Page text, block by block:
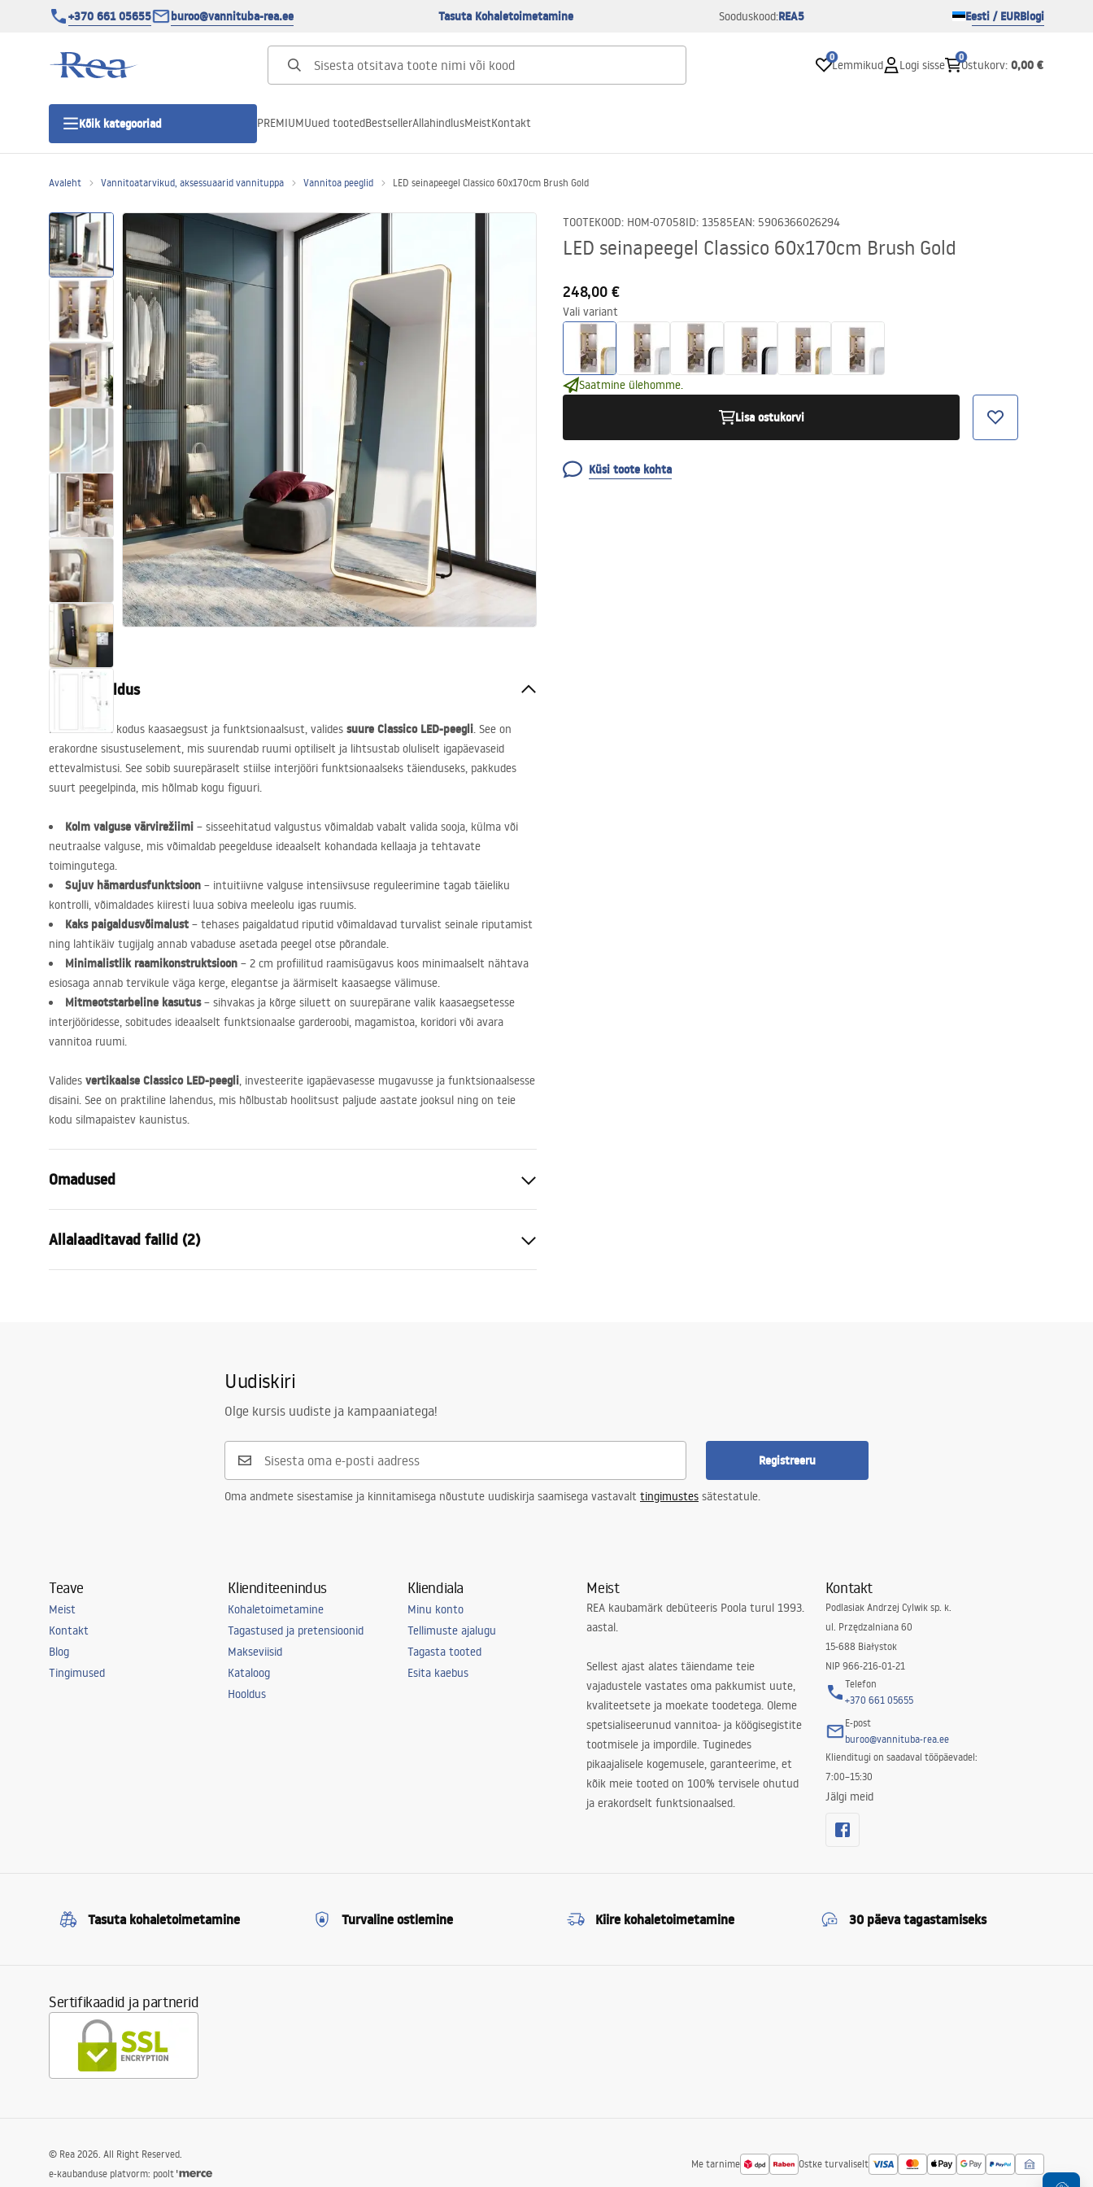
+370 661 05655 buroo@vannituba-rea.ee Tasuta Kohaletoimetamine Sooduskood:REA5 Eesti / EURBlogi
0
Lemmikud Logi sisse
0
Ostukorv: 0,00 €
Kõik kategooriad
Duši uks
Vannitoa dušialused
Lineaarne duši äravool
Tualettruumid
Vannid ja ekraanid
Vannitoa segistid
Vannitoas dušid
Vannitoa tarvikud
PREMIUMUued tootedBestsellerAllahindlusMeistKontakt
Avaleht Vannitoatarvikud, aksessuaarid vannituppa Vannitoa peeglid LED seinapeegel Classico 60x170cm Brush Gold
TOOTEKOOD: HOM-07058ID: 13585EAN: 5906366026294
LED seinapeegel Classico 60x170cm Brush Gold
248,00 €
Vali variant
Saatmine ülehomme.
Lisa ostukorvi
Küsi toote kohta
Tootekirjeldus
Hinnake oma kodus kaasaegsust ja funktsionaalsust, valides suure Classico LED-peegli. See on
erakordne sisustuselement, mis suurendab ruumi optiliselt ja lihtsustab oluliselt igapäevaseid
ettevalmistusi. See sobib suurepäraselt stiilse interjööri funktsionaalseks täienduseks, pakkudes
suurt peegelpinda, mis hõlmab kogu figuuri.
Kolm valguse värvirežiimi – sisseehitatud valgustus võimaldab vabalt valida sooja, külma või
neutraalse valguse, mis võimaldab peegelduse ideaalselt kohandada kellaaja ja tehtavate
toimingutega.
Sujuv hämardusfunktsioon – intuitiivne valguse intensiivsuse reguleerimine tagab täieliku
kontrolli, võimaldades kiiresti luua sobiva meeleolu igas ruumis.
Kaks paigaldusvõimalust – tehases paigaldatud riputid võimaldavad turvalist seinale riputamist
ning lahtikäiv tugijalg annab vabaduse asetada peegel otse põrandale.
Minimalistlik raamikonstruktsioon – 2 cm profiilitud raamisügavus koos minimaalselt nähtava
esiosaga annab tervikule väga kerge, elegantse ja äärmiselt kaasaegse välimuse.
Mitmeotstarbeline kasutus– sihvakas ja kõrge siluett on suurepärane valik kaasaegsetesse
interjööridesse, sobitudes ideaalselt funktsionaalse garderoobi, magamistoa, koridori või avara
vannitoa ruumi.
Valides vertikaalse Classico LED-peegli, investeerite igapäevasesse mugavusse ja funktsionaalsesse
disaini. See on praktiline lahendus, mis hõlbustab hoolitsust paljude aastate jooksul ning on teie
kodu silmapaistev kaunistus.
Omadused
Laius
Sügavus
20mm
Ristkülik
12W
24 kuud
Allalaaditavad failid (2)
Uudiskiri
Olge kursis uudiste ja kampaaniatega!
Registreeru
Oma andmete sisestamise ja kinnitamisega nõustute uudiskirja saamisega vastavalt tingimustes sätestatule.
Teave
Meist
Kontakt
Blog
Tingimused
Klienditeenindus
Kohaletoimetamine
Tagastused ja pretensioonid
Makseviisid
Kataloog
Hooldus
Kliendiala
Minu konto
Tellimuste ajalugu
Tagasta tooted
Esita kaebus
Meist
REA kaubamärk debüteeris Poola turul 1993.
aastal.
Sellest ajast alates täiendame teie
vajadustele vastates oma pakkumist uute,
kvaliteetsete ja moekate toodetega. Oleme
spetsialiseerunud vannitoa- ja köögisegistite
tootmisele ja impordile. Tuginedes
pikaajalisele kogemusele, garanteerime, et
kõik meie tooted on 100% tervisele ohutud
ja erakordselt funktsionaalsed.
Kontakt
Podlasiak Andrzej Cylwik sp. k.
ul. Przędzalniana 60
15-688 Białystok
NIP 966-216-01-21
Telefon
+370 661 05655
E-post
buroo@vannituba-rea.ee
Klienditugi on saadaval tööpäevadel:
7:00–15:30
Jälgi meid
Tasuta kohaletoimetamine Turvaline ostlemine Kiire kohaletoimetamine 30 päeva tagastamiseks
Sertifikaadid ja partnerid
Me tarnime Ostke turvaliselt
© Rea 2026. All Right Reserved.
e-kaubanduse platvorm: poolt